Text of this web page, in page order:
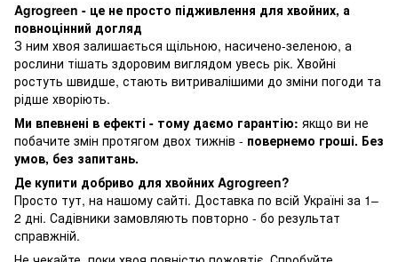
Agrogreen - це не просто підживлення для хвойних, а
повноцінний догляд
З ним хвоя залишається щільною, насичено-зеленою, а
рослини тішать здоровим виглядом увесь рік. Хвойні
ростуть швидше, стають витривалішими до зміни погоди та
рідше хворіють.
Ми впевнені в ефекті - тому даємо гарантію: якщо ви не
побачите змін протягом двох тижнів - повернемо гроші. Без
умов, без запитань.
Де купити добриво для хвойних Agrogreen?
Просто тут, на нашому сайті. Доставка по всій Україні за 1–
2 дні. Садівники замовляють повторно - бо результат
справжній.